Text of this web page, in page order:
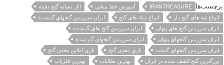
برچسب‌ها IRANTREASURE آموزش خط میخی
اثار نشانه گنج دفینه
انواع تپه های گنج دار
انواع نماد های گنج
ايران سرزمين گنجهاي گمشده
ایران سرزمین گنج های پنهان
ایران سرزمین گنج های گمشده
ایران سرزمین گنجهای پنهان
ایران سرزمین گنجهای گم شده
ایران سرزمین گنجهای گمشد
بازي معدن گنج
بازی انلاین معدن گنج
بزرگترین گنج کشف شده در ایران
بهترین طلایاب
بهترین فلزیاب